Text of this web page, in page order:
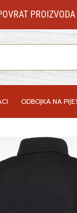
ODBOJKA NA